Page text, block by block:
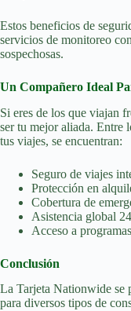
Estos beneficios de
servicios de monitoreo
sospechosas.
Un Compañero Ideal
Si eres de los que viajan
ser tu mejor aliada. Entre
tus viajes, se encuentran:
Seguro de viajes
Protección en
Cobertura de
Asistencia global
Acceso a
Conclusión
La Tarjeta Nationwide se
para diversos tipos de